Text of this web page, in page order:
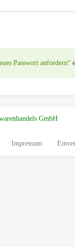
Passwort anfordern“
GmbH
Impressum